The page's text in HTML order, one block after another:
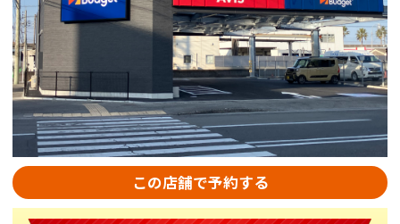
この店舗で予約する